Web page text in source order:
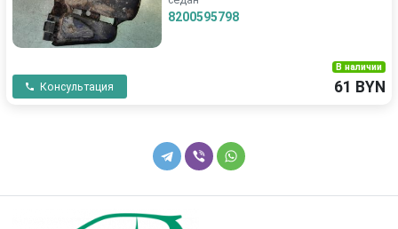
8200595798
Консультация
В наличии
61 BYN